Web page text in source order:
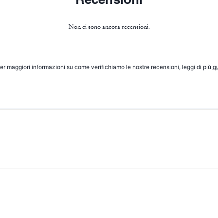
Non ci sono ancora recensioni.
maggiori informazioni su come verifichiamo le nostre recensioni, leggi di più